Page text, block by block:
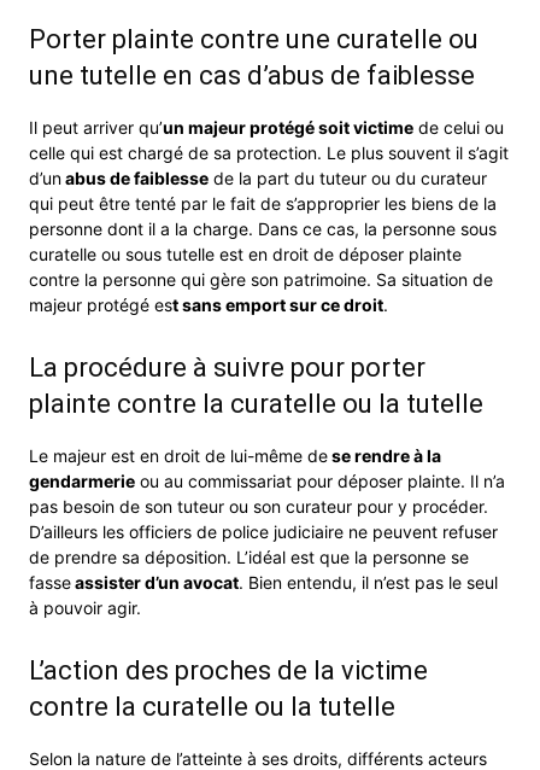
Porter plainte contre une curatelle ou
une tutelle en cas d’abus de faiblesse
Il peut arriver qu’un majeur protégé soit victime de celui ou
celle qui est chargé de sa protection. Le plus souvent il s’agit
d’unabus de faiblesse de la part du tuteur ou du curateur
qui peut être tenté par le fait de s’approprier les biens de la
personne dont il a la charge. Dans ce cas, la personne sous
curatelle ou sous tutelle est en droit de déposer plainte
contre la personne qui gère son patrimoine. Sa situation de
majeur protégé est sans emport sur ce droit.
La procédure à suivre pour porter
plainte contre la curatelle ou la tutelle
Le majeur est en droit de lui-même dese rendre à la
gendarmerie ou au commissariat pour déposer plainte. Il n’a
pas besoin de son tuteur ou son curateur pour y procéder.
D’ailleurs les officiers de police judiciaire ne peuvent refuser
de prendre sa déposition. L’idéal est que la personne se
fasseassister d’un avocat. Bien entendu, il n’est pas le seul
à pouvoir agir.
L’action des proches de la victime
contre la curatelle ou la tutelle
Selon la nature de l’atteinte à ses droits, différents acteurs